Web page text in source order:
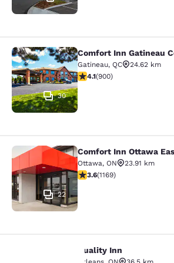
Comfort Inn Gatineau
30
Comfort Inn Gatineau
Gatineau, QC
24.62 km
Calificación de 4.1 estrellas.
4.1(900)
Comfort Inn Ottawa
22
Comfort Inn Ottawa
Ottawa, ON
23.91 km
Calificación de 3.56
3.6(1169)
Quality InnQuality Inn